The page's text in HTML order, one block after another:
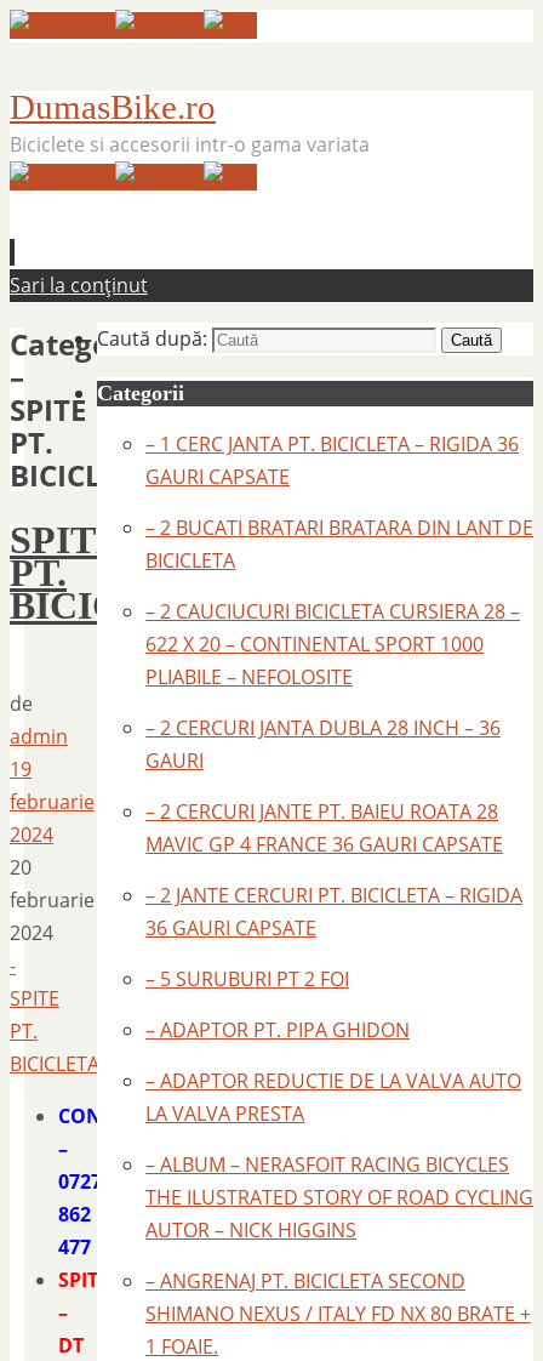
DumasBike.ro
Biciclete si accesorii intr-o gama variata
Sari la conținut
Categorie:
–
SPITE
PT.
BICICLETA
SPITE
PT.
BICICLETA
de
admin
19
februarie
2024
20
februarie
2024
-
SPITE
PT.
BICICLETA
CONTACT
–
0727
862
477
SPITE
–
DT
Caută după: Caută
Categorii
– 1 CERC JANTA PT. BICICLETA – RIGIDA 36
GAURI CAPSATE
– 2 BUCATI BRATARI BRATARA DIN LANT DE
BICICLETA
– 2 CAUCIUCURI BICICLETA CURSIERA 28 –
622 X 20 – CONTINENTAL SPORT 1000
PLIABILE – NEFOLOSITE
– 2 CERCURI JANTA DUBLA 28 INCH – 36
GAURI
– 2 CERCURI JANTE PT. BAIEU ROATA 28
MAVIC GP 4 FRANCE 36 GAURI CAPSATE
– 2 JANTE CERCURI PT. BICICLETA – RIGIDA
36 GAURI CAPSATE
– 5 SURUBURI PT 2 FOI
– ADAPTOR PT. PIPA GHIDON
– ADAPTOR REDUCTIE DE LA VALVA AUTO
LA VALVA PRESTA
– ALBUM – NERASFOIT RACING BICYCLES
THE ILUSTRATED STORY OF ROAD CYCLING
AUTOR – NICK HIGGINS
– ANGRENAJ PT. BICICLETA SECOND
SHIMANO NEXUS / ITALY FD NX 80 BRATE +
1 FOAIE.